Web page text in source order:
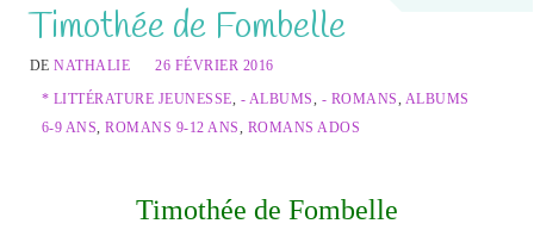
Timothée de Fombelle
DENATHALIE
26 FÉVRIER 2016
* LITTÉRATURE JEUNESSE - ALBUMS - ROMANS
ALBUMS
6-9 ANS ,ROMANS 9-12 ANS ROMANS ADOS
Timothée de Fombelle